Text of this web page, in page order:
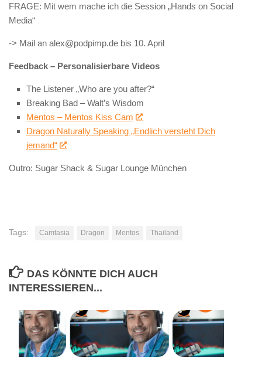
FRAGE: Mit wem mache ich die Session „Hands on Social
Media“
-> Mail an alex@podpimp.de bis 10. April
Feedback – Personalisierbare Videos
The Listener „Who are you after?“
Breaking Bad – Walt’s Wisdom
Mentos – Mentos Kiss Cam
Dragon Naturally Speaking „Endlich versteht Dich
jemand“
Outro: Sugar Shack & Sugar Lounge München
Tags: Camtasia Dragon Mentos Thailand
DAS KÖNNTE DICH AUCH
INTERESSIEREN...